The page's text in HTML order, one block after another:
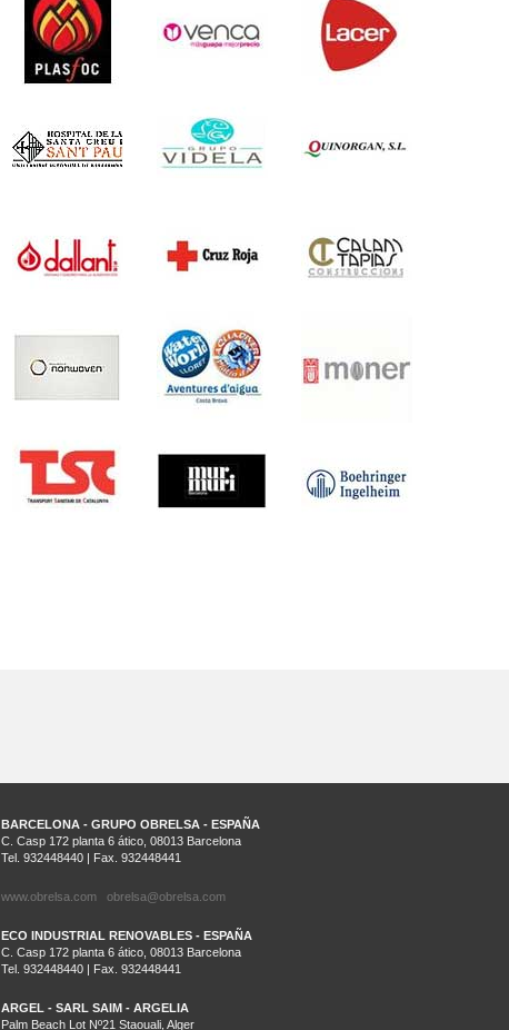
BARCELONA - GRUPO OBRELSA - ESPAÑA
C. Casp 172 planta 6 ático, 08013 Barcelona
Tel. 932448440 | Fax. 932448441
www.obrelsa.com obrelsa@obrelsa.com
ECO INDUSTRIAL RENOVABLES - ESPAÑA
C. Casp 172 planta 6 ático, 08013 Barcelona
Tel. 932448440 | Fax. 932448441
ARGEL - SARL SAIM - ARGELIA
Palm Beach Lot Nº21 Staouali, Alger